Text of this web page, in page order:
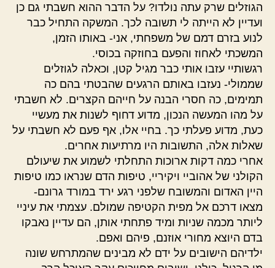
הגוזלים שרק עתה נולדו? על הדבר ההוא חשבתי גם כן
ועדיין לא הייתה לי תשובה לכך. המשקה התחיל כבר
לנוע בזרם דמם של משפחתי, אני- באותו הזמן,
המשכתי לאחוז והפעם בחוזקה בכוסי.
רגשותיי עזבו אותי כבר מגיל קטן, וכאלה לגוזלים
שממולי- נעזבו באותם הרגעים שהבטתי בהם כה
תמימים, כה חסרי הבנה על חייהם הקצרים. לא חשבתי
על מהו המעשה הנכון, מדוע דחוף לשנות את מעשיי
כעת, מדוע פעלתי כך. בחיי אלו, אף פעם לא חשבתי על
שאלות אלה, התשובות היו מרתיעות אחרים.
אחרי כמה דקות ארוכות התחלתי לשמוע את שיעולם
הקולני של אהוביי ויקיריי, טיפות הדם שנראו כמו טיפות
היין האדום והמשובח שלפני רגע ירד במורד גרונם-
מצאו דרכם אל מפית הקטיפה שמולם. עצמתי את עיניי
ליותר מכמה שניות ומיד פתחתי אותן, הם עדיין נאבקו
בדם היוצא מחורי אוזנם, פיהם ואפם.
ילדיהם הישובים על ידם לא מבינים שהמתרחש שונה